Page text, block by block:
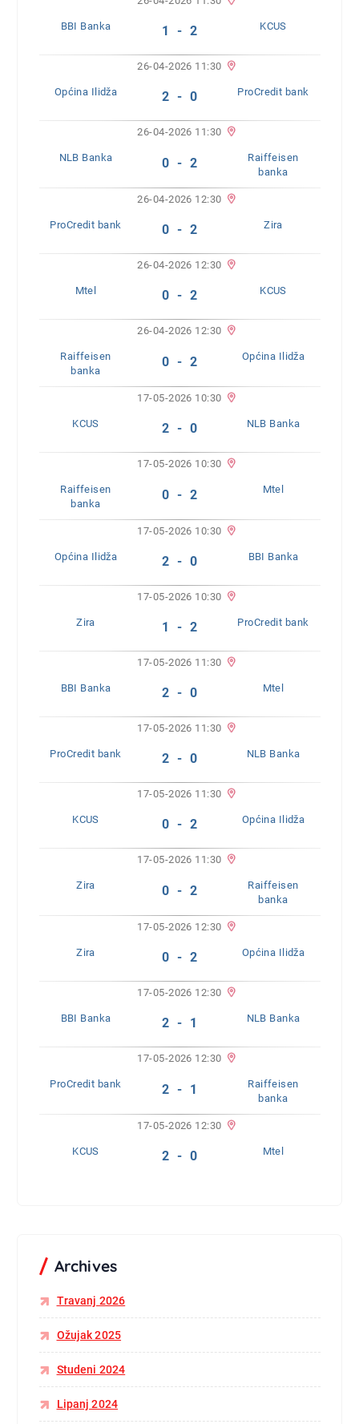
BBI Banka 1 - 2 KCUS
26-04-2026 11:30
Općina Ilidža 2 - 0 ProCredit bank
26-04-2026 11:30
NLB Banka 0 - 2
Raiffeisen
banka
26-04-2026 12:30
ProCredit bank 0 - 2 Zira
26-04-2026 12:30
Mtel 0 - 2 KCUS
26-04-2026 12:30
Raiffeisen
banka
0 - 2 Općina Ilidža
17-05-2026 10:30
KCUS 2 - 0 NLB Banka
17-05-2026 10:30
Raiffeisen
banka
0 - 2 Mtel
17-05-2026 10:30
Općina Ilidža 2 - 0 BBI Banka
17-05-2026 10:30
Zira 1 - 2 ProCredit bank
17-05-2026 11:30
BBI Banka 2 - 0 Mtel
17-05-2026 11:30
ProCredit bank 2 - 0 NLB Banka
17-05-2026 11:30
KCUS 0 - 2 Općina Ilidža
17-05-2026 11:30
Zira 0 - 2
Raiffeisen
banka
17-05-2026 12:30
Zira 0 - 2 Općina Ilidža
17-05-2026 12:30
BBI Banka 2 - 1 NLB Banka
17-05-2026 12:30
ProCredit bank 2 - 1
Raiffeisen
banka
17-05-2026 12:30
KCUS 2 - 0 Mtel
Archives
Travanj 2026
Ožujak 2025
Studeni 2024
Lipanj 2024